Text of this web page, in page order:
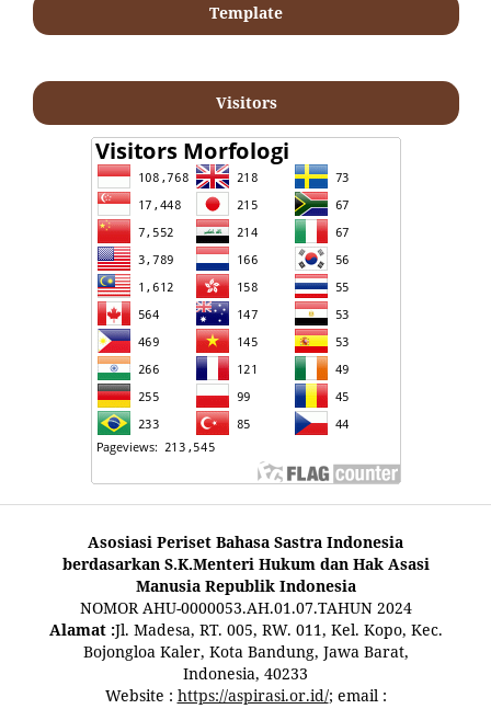
Template
Visitors
Asosiasi Periset Bahasa Sastra Indonesia
berdasarkan S.K.Menteri Hukum dan Hak Asasi
Manusia Republik Indonesia
NOMOR AHU-0000053.AH.01.07.TAHUN 2024
Alamat :Jl. Madesa, RT. 005, RW. 011, Kel. Kopo, Kec.
Bojongloa Kaler, Kota Bandung, Jawa Barat,
Indonesia, 40233
Website : https://aspirasi.or.id/; email :